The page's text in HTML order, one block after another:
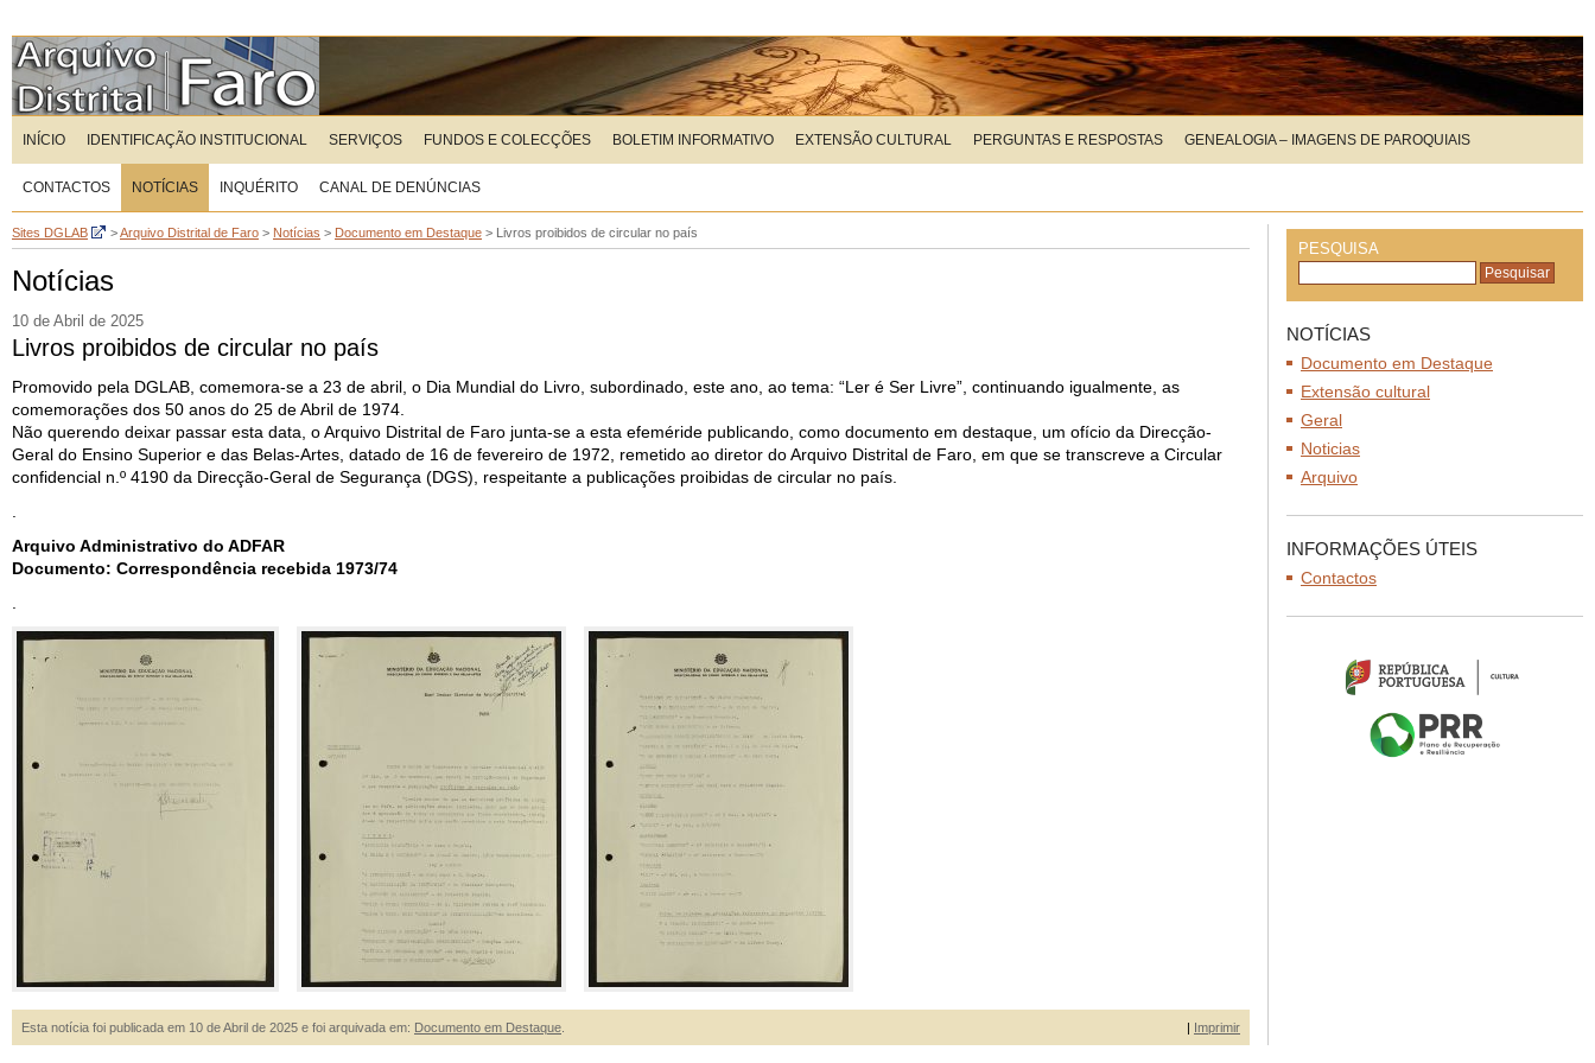
INÍCIO IDENTIFICAÇÃO INSTITUCIONAL SERVIÇOS FUNDOS E COLECÇÕES BOLETIM INFORMATIVO EXTENSÃO CULTURAL PERGUNTAS E RESPOSTAS GENEALOGIA – IMAGENS DE PAROQUIAIS
CONTACTOS NOTÍCIAS INQUÉRITO CANAL DE DENÚNCIAS
Sites DGLAB >Arquivo Distrital de Faro > Notícias > Documento em Destaque > Livros proibidos de circular no país
Notícias
10 de Abril de 2025
Livros proibidos de circular no país
Promovido pela DGLAB, comemora-se a 23 de abril, o Dia Mundial do Livro, subordinado, este ano, ao tema: “Ler é Ser Livre”, continuando igualmente, as
comemorações dos 50 anos do 25 de Abril de 1974.
Não querendo deixar passar esta data, o Arquivo Distrital de Faro junta-se a esta efeméride publicando, como documento em destaque, um ofício da Direcção-
Geral do Ensino Superior e das Belas-Artes, datado de 16 de fevereiro de 1972, remetido ao diretor do Arquivo Distrital de Faro, em que se transcreve a Circular
confidencial n.º 4190 da Direcção-Geral de Segurança (DGS), respeitante a publicações proibidas de circular no país.
Arquivo Administrativo do ADFAR
Documento: Correspondência recebida 1973/74
Esta notícia foi publicada em 10 de Abril de 2025 e foi arquivada em: Documento em Destaque | Imprimir
PESQUISA
NOTÍCIAS
Documento em Destaque
Extensão cultural
Geral
Noticias
Arquivo
INFORMAÇÕES ÚTEIS
Contactos